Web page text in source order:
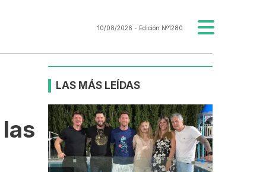
10/08/2026 - Edición Nº1280
LAS MÁS LEÍDAS